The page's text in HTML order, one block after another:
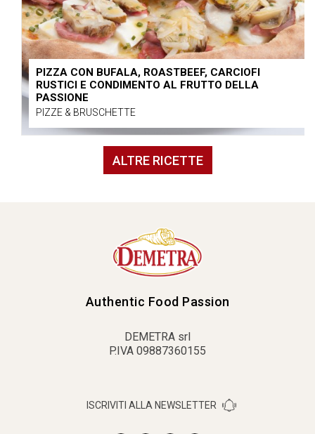
PIZZA CON BUFALA, ROASTBEEF, CARCIOFI
RUSTICI E CONDIMENTO AL FRUTTO DELLA
PASSIONE
PIZZE & BRUSCHETTE
ALTRE RICETTE
Authentic Food Passion
DEMETRA srl
P.IVA 09887360155
ISCRIVITI ALLA NEWSLETTER